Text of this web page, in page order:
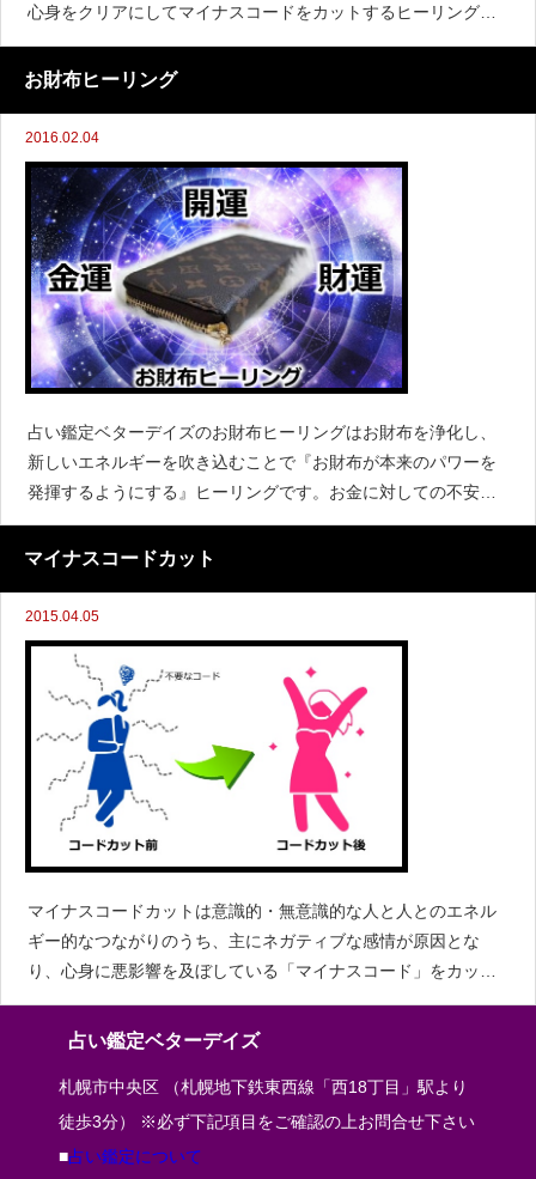
心身をクリアにしてマイナスコードをカットするヒーリングで
す。心身をクリアに保ち、夢や願望達成を強力にサポートしま
す。
お財布ヒーリング
2016.02.04
占い鑑定ベターデイズのお財布ヒーリングはお財布を浄化し、
新しいエネルギーを吹き込むことで『お財布が本来のパワーを
発揮するようにする』ヒーリングです。お金に対しての不安を
なくし、豊かで楽しい人生にしたい方にオススメします。
マイナスコードカット
2015.04.05
マイナスコードカットは意識的・無意識的な人と人とのエネル
ギー的なつながりのうち、主にネガティブな感情が原因とな
り、心身に悪影響を及ぼしている「マイナスコード」をカット
します。これにより心身を健康に保ちます。占い鑑定とのセッ
トがおススメです。
占い鑑定ベターデイズ
札幌市中央区 （札幌地下鉄東西線「西18丁目」駅より
徒歩3分） ※必ず下記項目をご確認の上お問合せ下さい
■占い鑑定について